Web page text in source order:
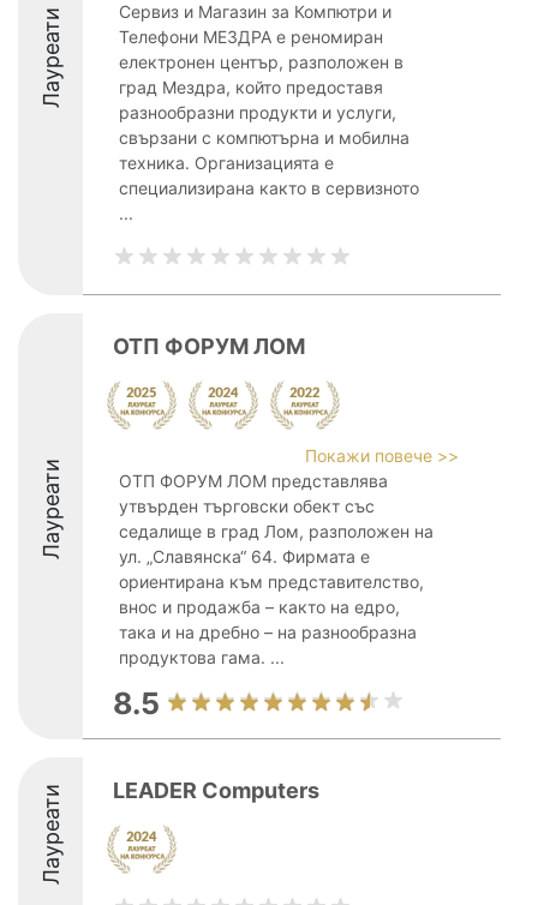
Лауреати
Сервиз и Магазин за Компютри и
Телефони МЕЗДРА е реномиран
електронен център, разположен в
град Мездра, който предоставя
разнообразни продукти и услуги,
свързани с компютърна и мобилна
техника. Организацията е
специализирана както в сервизното
...
Лауреати
ОТП ФОРУМ ЛОМ
Покажи повече >>
ОТП ФОРУМ ЛОМ представлява
утвърден търговски обект със
седалище в град Лом, разположен на
ул. „Славянска“ 64. Фирмата е
ориентирана към представителство,
внос и продажба – както на едро,
така и на дребно – на разнообразна
продуктова гама. ...
8.5
Лауреати LEADER Computers